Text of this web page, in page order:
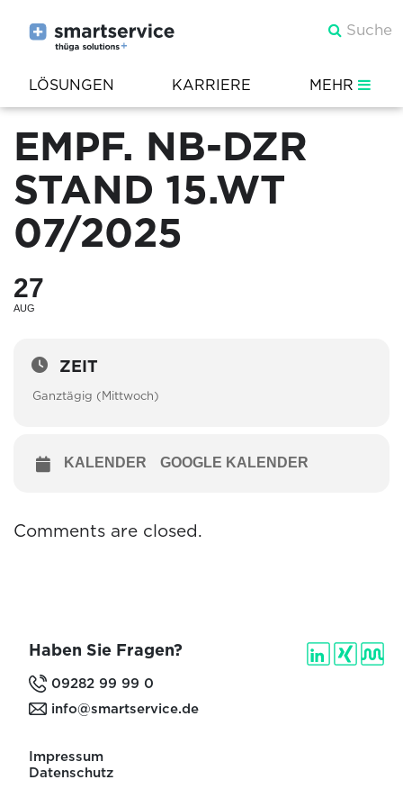
LÖSUNGEN KARRIERE MEHR
EMPF. NB-DZR
STAND 15.WT
07/2025
27
AUG
ZEIT
Ganztägig (Mittwoch)
KALENDER GOOGLE KALENDER
Comments are closed.
Haben Sie Fragen?
09282 99 99 0
info@smartservice.de
Impressum
Datenschutz